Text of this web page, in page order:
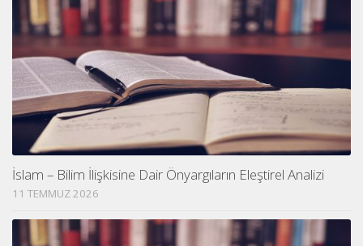
İslam – Bilim İlişkisine Dair Önyargıların Eleştirel Analizi
11 TEMMUZ 2026